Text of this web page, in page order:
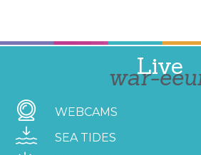
Live
war-
WEBCAMS
SEA TIDES